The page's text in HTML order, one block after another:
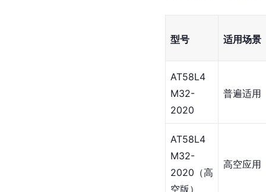
型号 适用场景
AT58L4
M32-
2020
普遍适用
AT58L4
M32-
2020（高
空版）
高空应用